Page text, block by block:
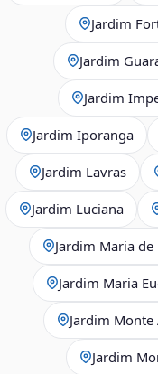
Jardim
Jardim
Jardim
Jardim Iporanga
Jardim Lavras
Jardim Luciana
Jardim Maria
Jardim Maria
Jardim Monte
Jardim